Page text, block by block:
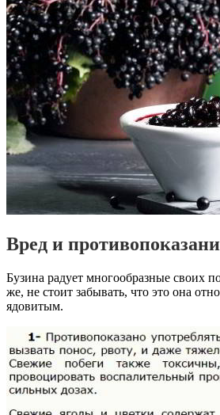
Вред и
Бузина радует многообразные своих
же, не стоит забывать, что это она
ядовитым.